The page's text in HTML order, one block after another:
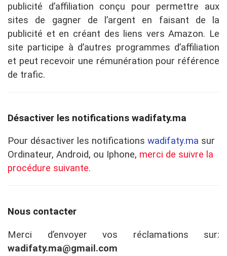
publicité d’affiliation conçu pour permettre aux
sites de gagner de l’argent en faisant de la
publicité et en créant des liens vers Amazon. Le
site participe à d’autres programmes d’affiliation
et peut recevoir une rémunération pour référence
de trafic.
Désactiver les notifications wadifaty.ma
Pour désactiver les notifications wadifaty.ma sur
Ordinateur, Android, ou Iphone, merci de suivre la
procédure suivante.
Nous contacter
Merci d’envoyer vos réclamations sur:
wadifaty.ma@gmail.com